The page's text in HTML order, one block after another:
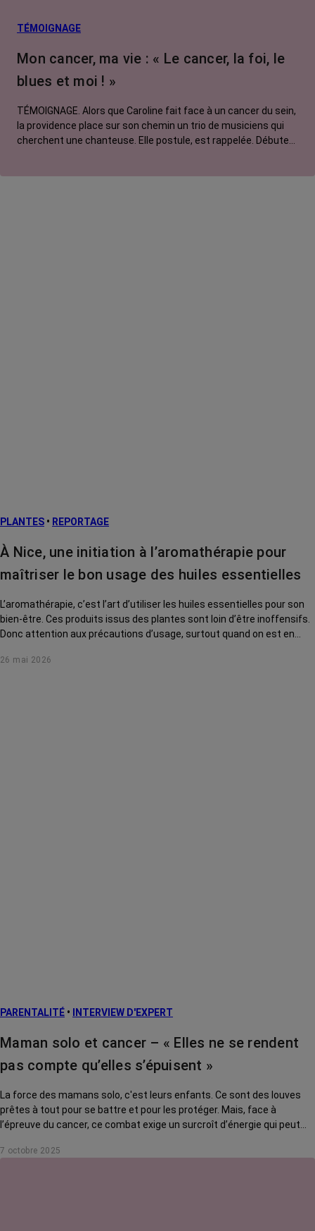
L’après cancer
Traitements
contre le cancer
TÉMOIGNAGE
Mon cancer, ma vie : « Le cancer, la foi, le
blues et moi ! »
TÉMOIGNAGE. Alors que Caroline fait face à un cancer du sein,
la providence place sur son chemin un trio de musiciens qui
cherchent une chanteuse. Elle postule, est rappelée. Débute
PLANTES • REPORTAGE
À Nice, une initiation à l’aromathérapie pour
maîtriser le bon usage des huiles essentielles
L’aromathérapie, c’est l’art d’utiliser les huiles essentielles pour son
bien-être. Ces produits issus des plantes sont loin d’être inoffensifs.
Donc attention aux précautions d’usage, surtout quand on est en
auprès d’une experte.
26 mai 2026
PARENTALITÉ • INTERVIEW D'EXPERT
Maman solo et cancer – « Elles ne se rendent
pas compte qu’elles s’épuisent »
La force des mamans solo, c'est leurs enfants. Ce sont des louves
prêtes à tout pour se battre et pour les protéger. Mais, face à
l’épreuve du cancer, ce combat exige un surcroît d’énergie qui peut
a posé la question à Giacomo Di Falco, psycho-oncologue au CHU de
7 octobre 2025